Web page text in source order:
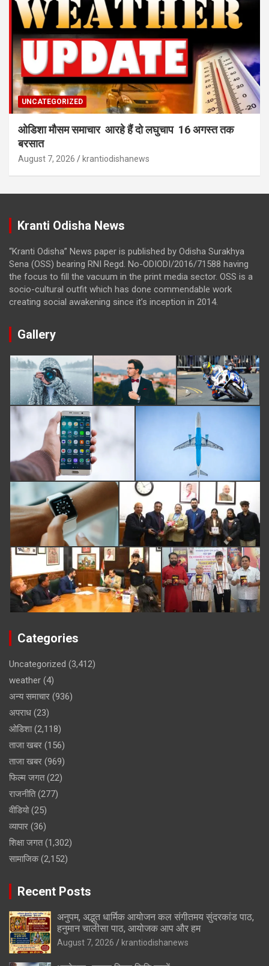
UNCATEGORIZED
ओडिशा मौसम समाचार आरहे हैं दो लघुचाप 16 अगस्त तक
बरसात
August 7, 2026 krantiodishanews
Kranti Odisha News
“Kranti Odisha” News paper is published by Odisha Surakhya
Sena (OSS) bearing RNI Regd. No-ODIODI/2016/71588 having
the focus to fill the vacuum in the print media sector. OSS is a
socio-cultural outfit which has done commendable work
creating social awakening since it’s inception in 2014.
Gallery
Categories
Uncategorized (3,412)
weather (4)
अन्य समाचार (936)
अपराध (23)
ओडिशा(2,118)
ताजा खबर (156)
ताजा खबर (969)
फिल्म जगत(22)
राजनीति(277)
वीडियो(25)
व्यापार (36)
शिक्षा जगत(1,302)
सामाजिक(2,152)
Recent Posts
अनुपम, अद्भुत धार्मिक आयोजन कल संगीतमय सुंदरकांड पाठ,
हनुमान चालीसा पाठ, आयोजक आप और हम
August 7, 2026 krantiodishanews